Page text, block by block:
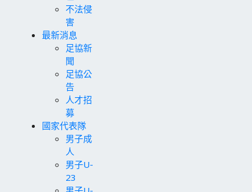
不法侵
害
最新消息
足協新
聞
足協公
告
人才招
募
國家代表隊
男子成
人
男子U-
23